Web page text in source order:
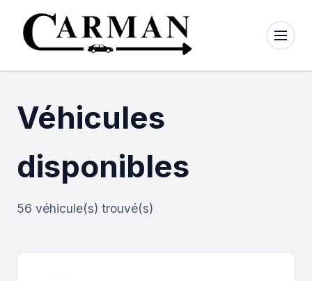
Nos
Nous
contacter
Véhicules
disponibles
56 véhicule(s) trouvé(s)